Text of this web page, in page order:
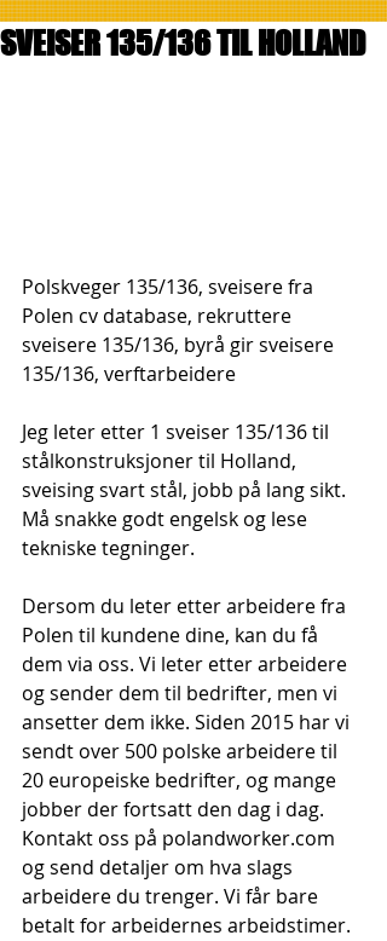
SVEISER 135/136 TIL HOLLAND
Polskveger 135/136, sveisere fra
Polen cv database, rekruttere
sveisere 135/136, byrå gir sveisere
135/136, verftarbeidere
Jeg leter etter 1 sveiser 135/136 til
stålkonstruksjoner til Holland,
sveising svart stål, jobb på lang sikt.
Må snakke godt engelsk og lese
tekniske tegninger.
Dersom du leter etter arbeidere fra
Polen til kundene dine, kan du få
dem via oss. Vi leter etter arbeidere
og sender dem til bedrifter, men vi
ansetter dem ikke. Siden 2015 har vi
sendt over 500 polske arbeidere til
20 europeiske bedrifter, og mange
jobber der fortsatt den dag i dag.
Kontakt oss på polandworker.com
og send detaljer om hva slags
arbeidere du trenger. Vi får bare
betalt for arbeidernes arbeidstimer.